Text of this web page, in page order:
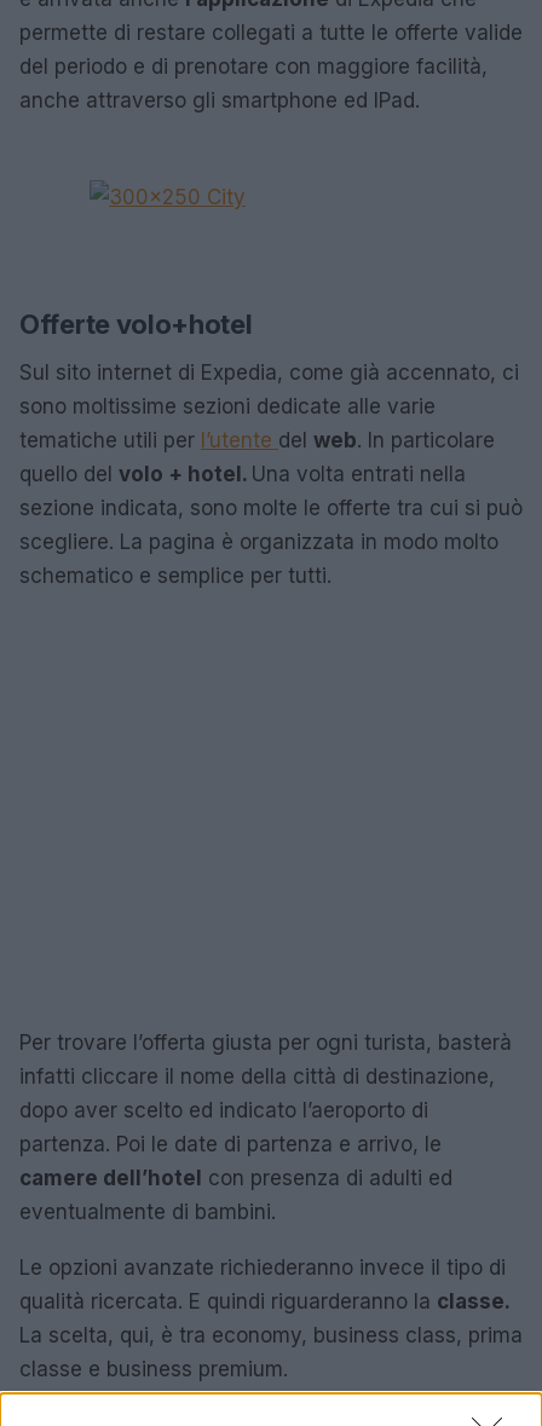
permette di restare collegati a tutte le offerte valide
del periodo e di prenotare con maggiore facilità,
anche attraverso gli smartphone ed IPad.
Offerte volo+hotel
Sul sito internet di Expedia, come già accennato, ci
sono moltissime sezioni dedicate alle varie
tematiche utili per l’utente del web. In particolare
quello del volo + hotel. Una volta entrati nella
sezione indicata, sono molte le offerte tra cui si può
scegliere. La pagina è organizzata in modo molto
schematico e semplice per tutti.
Per trovare l’offerta giusta per ogni turista, basterà
infatti cliccare il nome della città di destinazione,
dopo aver scelto ed indicato l’aeroporto di
partenza. Poi le date di partenza e arrivo, le
camere dell’hotel con presenza di adulti ed
eventualmente di bambini.
Le opzioni avanzate richiederanno invece il tipo di
qualità ricercata. E quindi riguarderanno la classe.
La scelta, qui, è tra economy, business class, prima
classe e business premium.